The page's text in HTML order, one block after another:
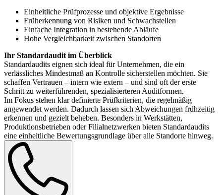
Einheitliche Prüfprozesse und objektive Ergebnisse
Früherkennung von Risiken und Schwachstellen
Einfache Integration in bestehende Abläufe
Hohe Vergleichbarkeit zwischen Standorten
Ihr Standardaudit im Überblick
Standardaudits eignen sich ideal für Unternehmen, die ein
verlässliches Mindestmaß an Kontrolle sicherstellen möchten. Sie
schaffen Vertrauen – intern wie extern – und sind oft der erste
Schritt zu weiterführenden, spezialisierteren Auditformen.
Im Fokus stehen klar definierte Prüfkriterien, die regelmäßig
angewendet werden. Dadurch lassen sich Abweichungen frühzeitig
erkennen und gezielt beheben. Besonders in Werkstätten,
Produktionsbetrieben oder Filialnetzwerken bieten Standardaudits
eine einheitliche Bewertungsgrundlage über alle Standorte hinweg.